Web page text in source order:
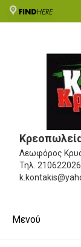
Λεωφόρος
Τηλ.
Μενού